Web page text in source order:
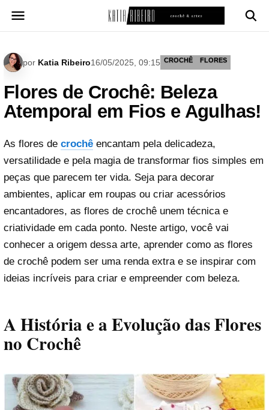
para
por Katia Ribeiro16/05/2025, 09:15 CROCHÊ FLORES
Flores de Crochê: Beleza
Atemporal em Fios e Agulhas!
As flores de crochê encantam pela delicadeza,
versatilidade e pela magia de transformar fios simples em
peças que parecem ter vida. Seja para decorar
ambientes, aplicar em roupas ou criar acessórios
encantadores, as flores de crochê unem técnica e
criatividade em cada ponto. Neste artigo, você vai
conhecer a origem dessa arte, aprender como as flores
de crochê podem ser uma renda extra e se inspirar com
ideias incríveis para criar e empreender com beleza.
A História e a Evolução das Flores
no Crochê